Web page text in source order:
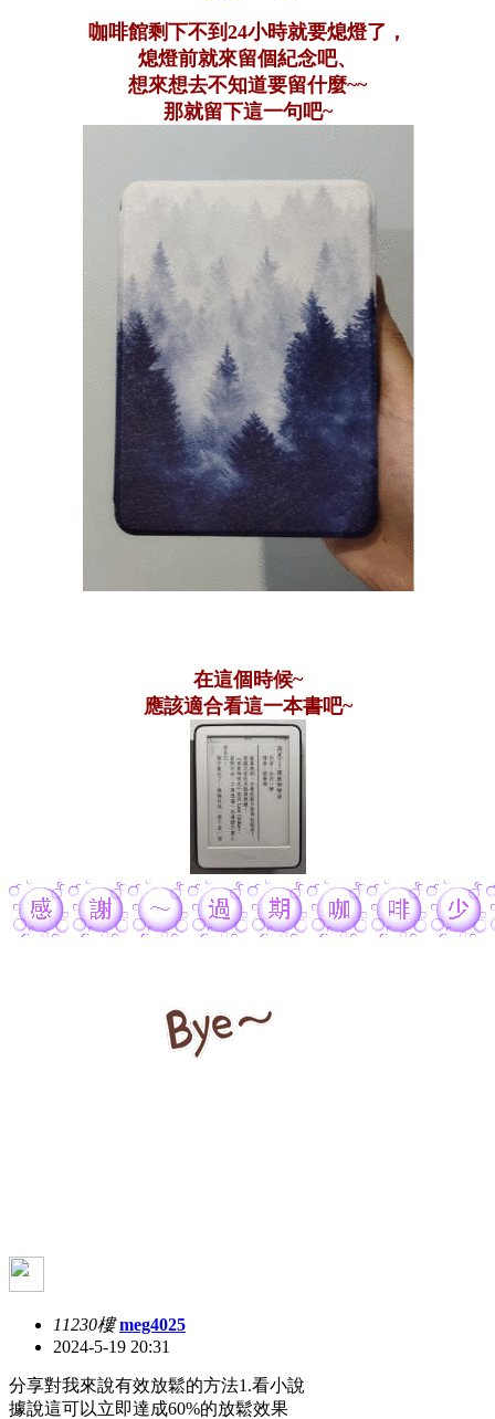
咖啡館剩下不到24小時就要熄燈了，
熄燈前就來留個紀念吧、
想來想去不知道要留什麼~~
那就留下這一句吧~
在這個時候~
應該適合看這一本書吧~
11230樓 meg4025
2024-5-19 20:31
分享對我來說有效放鬆的方法1.看小說
據說這可以立即達成60%的放鬆效果